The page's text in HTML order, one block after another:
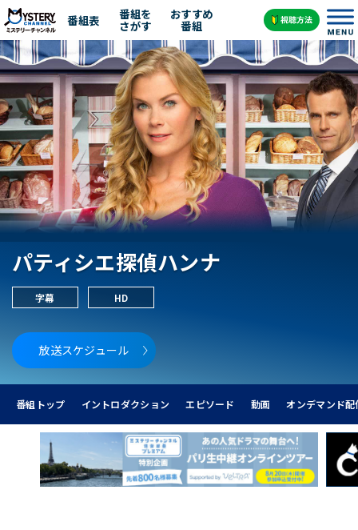
番組表 番組を
さがす
おすすめ
番組
パティシエ探偵ハンナ
字幕 HD
放送スケジュール
番組トップ イントロダクション エピソード 動画 オンデマンド配